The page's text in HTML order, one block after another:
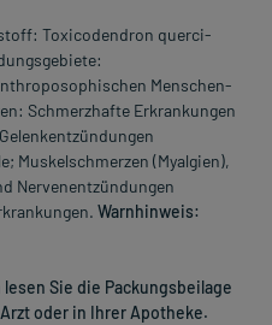
Toxicodendron querci-
Menschen-
Schmerzhafte Erkrankungen
Muskelschmerzen (Myalgien),
Nervenentzündungen
Warnhinweis:
Sie die Packungsbeilage
oder in Ihrer Apotheke.